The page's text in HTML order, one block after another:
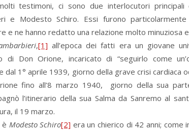
testimoni, ci sono due interlocutori principali
e Modesto Schiro. Essi furono
e ne hanno redatto una relazione molto minuziosa
,[1] all’epoca dei fatti era un giovane
di Don Orione, incaricato di “seguirlo come
dal 1° aprile 1939, giorno della grave crisi cardiaca
fino all’8 marzo 1940, giorno della sua
l’itinerario della sua Salma da Sanremo al
il 19 marzo.
Modesto Schiro[2] era un chierico di 42 anni; come